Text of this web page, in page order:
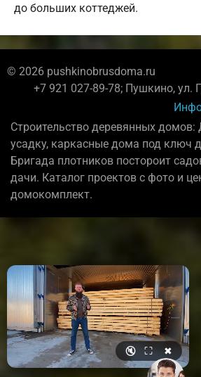
до больших коттеджей.
© 2026 pushkinobrusdoma.ru
+7 921 027-89-78; Пушкино, ул.
Строительство деревянных
усадку, каркасные дома под ключ
Бригада плотников постороит
дачи. Каталог проектов с фото и
домокомплект.
🔇 ⛶ ✖